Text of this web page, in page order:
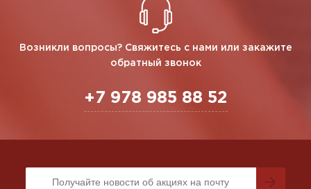
Возникли вопросы? Свяжитесь с нами или закажите
обратный звонок
+7 978 985 88 52